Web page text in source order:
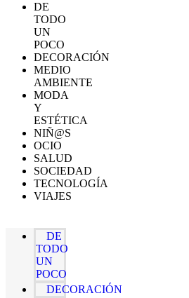
DE
TODO
UN
POCO
DECORACIÓN
MEDIO
AMBIENTE
MODA
Y
ESTÉTICA
NIÑ@S
OCIO
SALUD
SOCIEDAD
TECNOLOGÍA
VIAJES
DE
TODO
UN
POCO
DECORACIÓN